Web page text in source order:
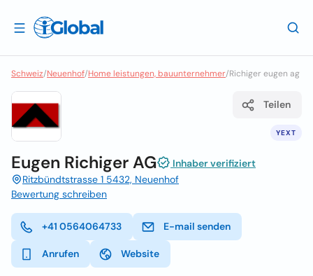
Schweiz/Neuenhof/Home leistungen, bauunternehmer/Richiger eugen ag
YEXT
Teilen
Eugen Richiger AG
Inhaber verifiziert
Ritzbündtstrasse 1 5432, Neuenhof
Bewertung schreiben
+41 0564064733 E-mail senden
Anrufen Website